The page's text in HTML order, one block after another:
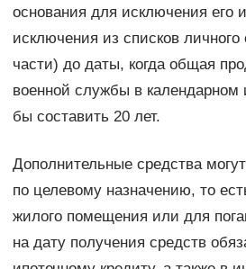
основания для исключения его
исключения из списков личного
части) до даты, когда общая
военной службы в календарном
бы составить 20 лет.
Дополнительные средства
по целевому назначению, то
жилого помещения или для
на дату получения средств